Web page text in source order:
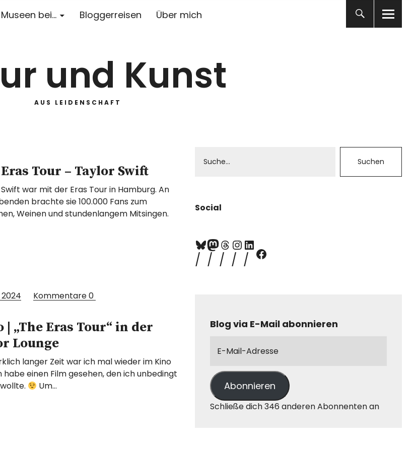
Museen bei… Bloggerreisen Über mich
und Kunst
AUS LEIDENSCHAFT
Tour – Taylor Swift
war mit der Eras Tour in Hamburg. An
brachte sie 100.000 Fans zum
Weinen und stundenlangem Mitsingen.
2024 Kommentare0
| „The Eras Tour“ in der
Lounge
langer Zeit war ich mal wieder im Kino
habe einen Film gesehen, den ich unbedingt
Um…
Social
Blog via E-Mail abonnieren
Abonnieren
Schließe dich 346 anderen Abonnenten an